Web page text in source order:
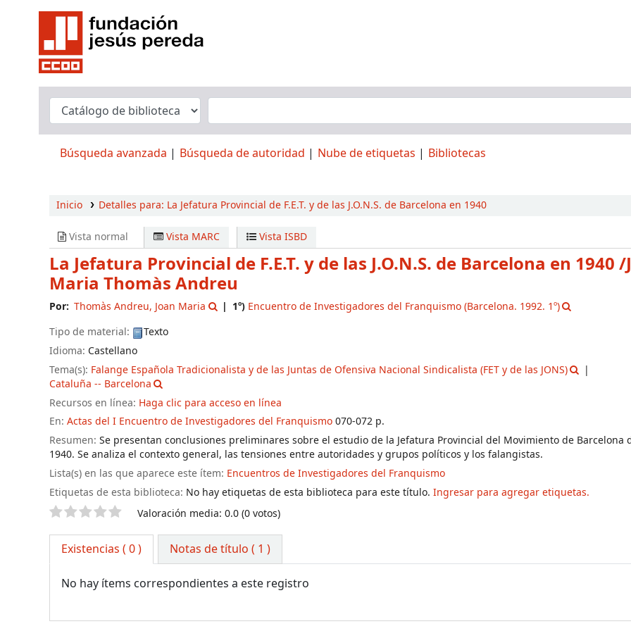
Búsqueda avanzada Búsqueda de autoridad Nube de etiquetas Bibliotecas
Inicio Detalles para: La Jefatura Provincial de F.E.T. y de las J.O.N.S. de Barcelona en 1940
Vista normal Vista MARC Vista ISBD
La Jefatura Provincial de F.E.T. y de las J.O.N.S. de Barcelona en 1940/
Maria Thomàs Andreu
Por: Thomàs Andreu, Joan Maria 1º) Encuentro de Investigadores del Franquismo(Barcelona. 1992. 1º)
Tipo de material:
Texto
Idioma: Castellano
Tema(s): Falange Española Tradicionalista y de las Juntas de Ofensiva Nacional Sindicalista (FET y de las JONS)
Cataluña -- Barcelona
Recursos en línea: Haga clic para acceso en línea
En: Actas del I Encuentro de Investigadores del Franquismo070-072 p.
Resumen: Se presentan conclusiones preliminares sobre el estudio de la Jefatura Provincial del Movimiento de Barcelona
1940. Se analiza el contexto general, las tensiones entre autoridades y grupos políticos y los falangistas.
Lista(s) en las que aparece este ítem: Encuentros de Investigadores del Franquismo
Etiquetas de esta biblioteca: No hay etiquetas de esta biblioteca para este título. Ingresar para agregar etiquetas.
Valoración Valoración media: 0.0 (0 votos)
Existencias ( 0 ) Notas de título ( 1 )
No hay ítems correspondientes a este registro